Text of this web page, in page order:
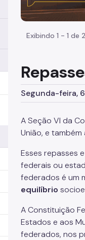
Exibindo 1 - 1 de
Segunda-feira,
A Seção VI da
União, e
Esses repasses
federais ou
federados é um
equilíbrio
A Constituição
Estados e aos
federados, nos